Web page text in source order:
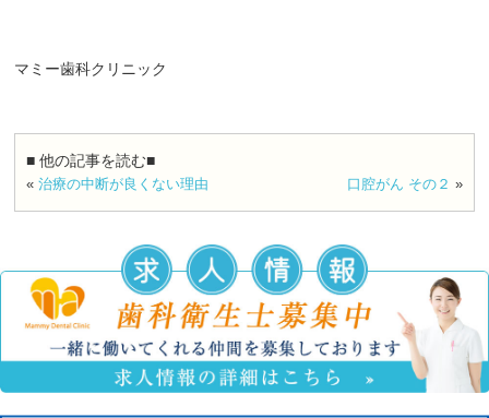
マミー歯科クリニック
■ 他の記事を読む■
«治療の中断が良くない理由 口腔がん その２ »